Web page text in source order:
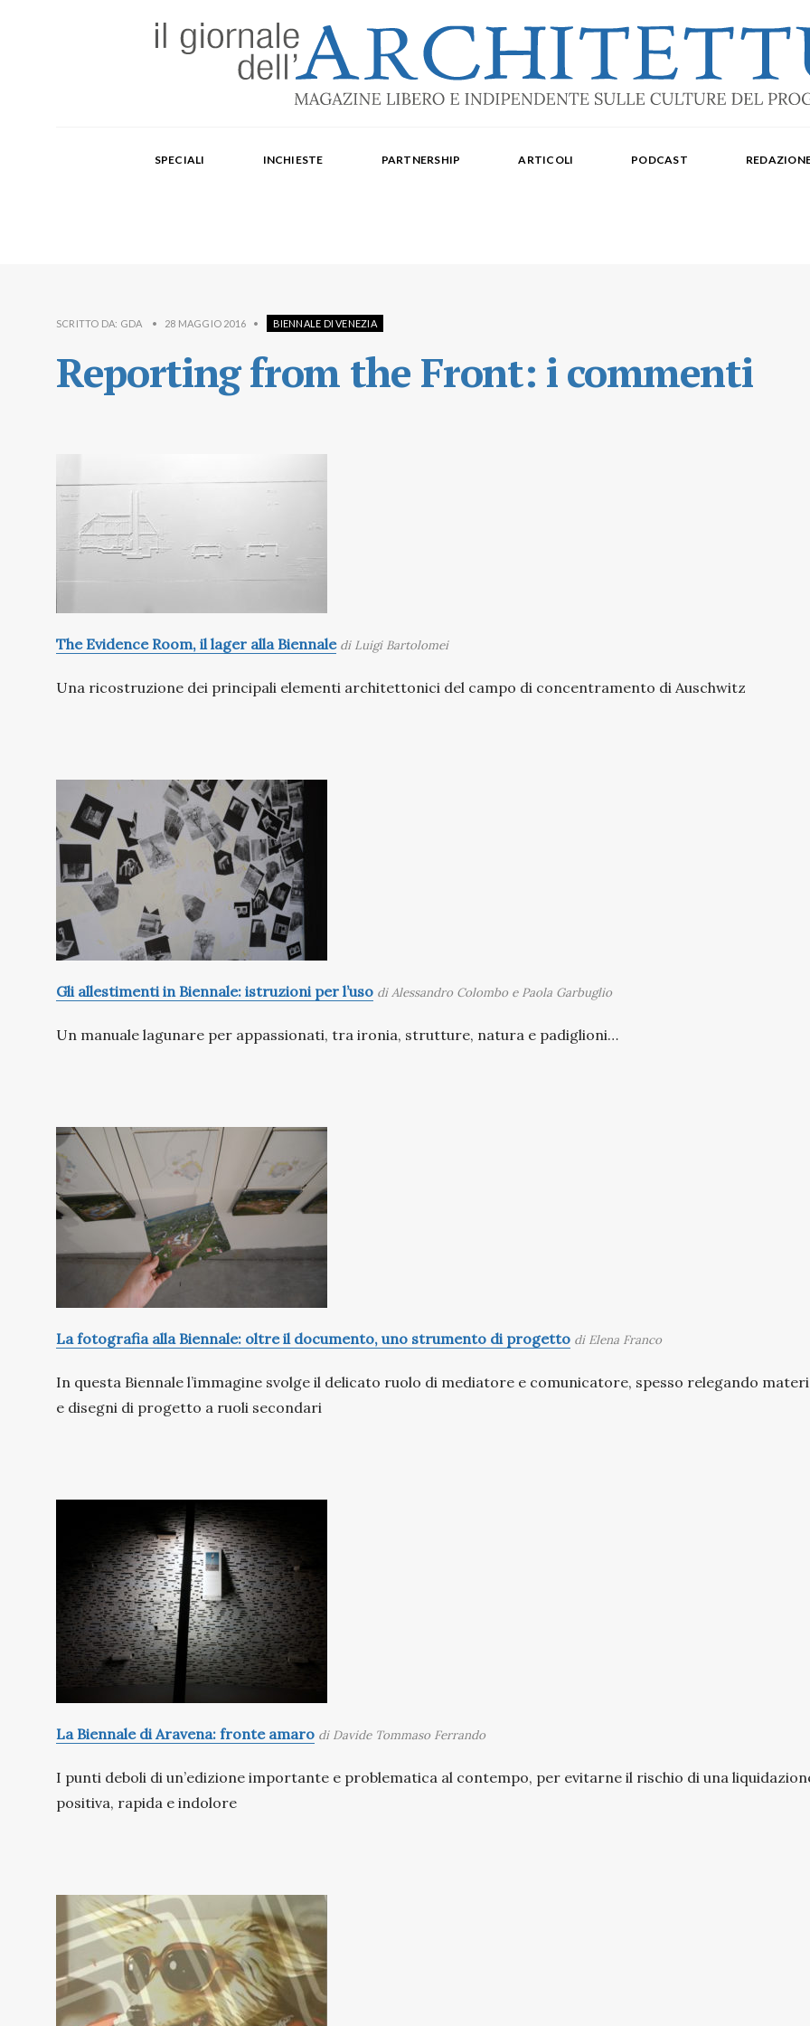
Paola Repellino, Veronica Rodenigo, Cecilia Rosa, Ubaldo Spina. Editore Delegato per The Architectural Post: Luca Gibello.
SPECIALI INCHIESTE PARTNERSHIP ARTICOLI PODCAST
SCRITTO DA: GDA • 28 MAGGIO 2016 • BIENNALE DI VENEZIA
Reporting from the Front: i commenti
The Evidence Room, il lager alla Biennale di Luigi Bartolomei
Una ricostruzione dei principali elementi architettonici del campo di concentramento di Auschwitz
Gli allestimenti in Biennale: istruzioni per l’uso di Alessandro Colombo e Paola Garbuglio
Un manuale lagunare per appassionati, tra ironia, strutture, natura e padiglioni…
La fotografia alla Biennale: oltre il documento, uno strumento di progetto di Elena Franco
In questa Biennale l’immagine svolge il delicato ruolo di mediatore e comunicatore, spesso relegando
e disegni di progetto a ruoli secondari
La Biennale di Aravena: fronte amaro di Davide Tommaso Ferrando
I punti deboli di un’edizione importante e problematica al contempo, per evitarne il rischio di una
positiva, rapida e indolore